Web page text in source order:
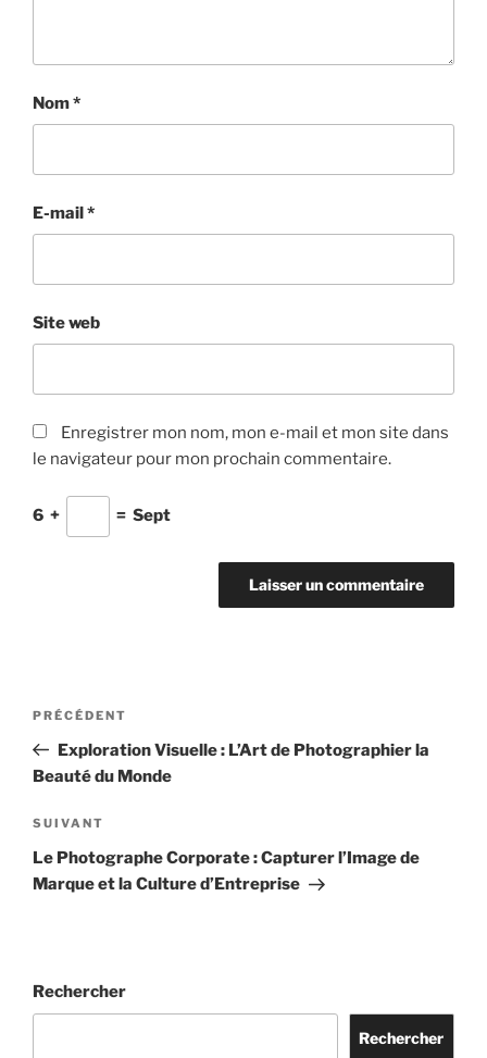
Nom*
E-mail*
Site web
Enregistrer mon nom, mon e-mail et mon site dans
le navigateur pour mon prochain commentaire.
6 + = Sept
Navigation
l’article
Article
précédent
PRÉCÉDENT
Exploration Visuelle : L’Art de Photographier la
Beauté du Monde
Article
suivant
SUIVANT
Le Photographe Corporate : Capturer l’Image de
Marque et la Culture d’Entreprise
Rechercher
Rechercher